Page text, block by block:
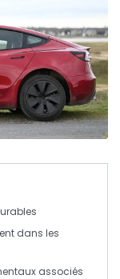
dans les
associés